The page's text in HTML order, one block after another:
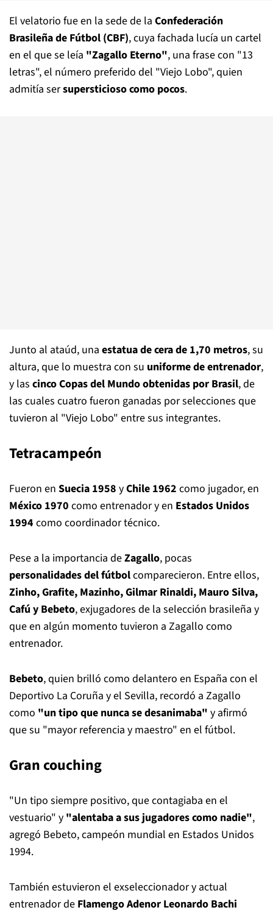
El velatorio fue en la sede de la Confederación
Brasileña de Fútbol (CBF), cuya fachada lucía un cartel
en el que se leía "Zagallo Eterno", una frase con "13
letras", el número preferido del "Viejo Lobo", quien
admitía sersupersticioso como pocos.
Junto al ataúd, una estatua de cera de 1,70 metros, su
altura, que lo muestra con su uniforme de entrenador,
y las cinco Copas del Mundo obtenidas por Brasil, de
las cuales cuatro fueron ganadas por selecciones que
tuvieron al "Viejo Lobo" entre sus integrantes.
Tetracampeón
Fueron en Suecia 1958 yChile 1962 como jugador, en
México 1970 como entrenador y en Estados Unidos
1994 como coordinador técnico.
Pese a la importancia deZagallo, pocas
personalidades del fútbolcomparecieron. Entre ellos,
Zinho, Grafite, Mazinho, Gilmar Rinaldi, Mauro Silva,
Cafú y Bebeto, exjugadores de la selección brasileña y
que en algún momento tuvieron a Zagallo como
entrenador.
Bebeto, quien brilló como delantero en España con el
Deportivo La Coruña y el Sevilla, recordó a Zagallo
como "un tipo que nunca se desanimaba" y afirmó
que su "mayor referencia y maestro" en el fútbol.
Gran couching
"Un tipo siempre positivo, que contagiaba en el
vestuario" y "alentaba a sus jugadores como nadie",
agregó Bebeto, campeón mundial en Estados Unidos
1994.
También estuvieron el exseleccionador y actual
entrenador de Flamengo Adenor Leonardo Bachi